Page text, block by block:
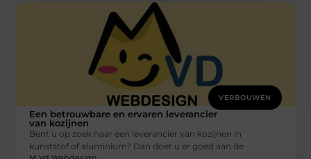
VERBOUWEN
Een betrouwbare en ervaren leverancier
van kozijnen
Bent u op zoek naar een leverancier van kozijnen in
kunststof of aluminium? Dan doet u er goed aan de